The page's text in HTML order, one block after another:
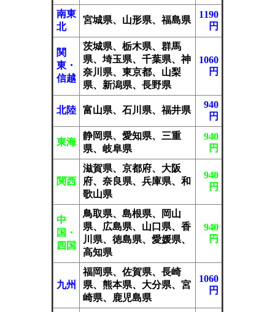
南東
北
宮城県、山形県、福島県
1190
円
関
東・
信越
茨城県、栃木県、群馬
県、埼玉県、千葉県、神
奈川県、東京都、山梨
県、新潟県、長野県
1060
円
北陸 富山県、石川県、福井県
940
円
東海
静岡県、愛知県、三重
県、岐阜県
940
円
関西
滋賀県、京都府、大阪
府、奈良県、兵庫県、和
歌山県
940
円
中
国・
四国
鳥取県、島根県、岡山
県、広島県、山口県、香
川県、徳島県、愛媛県、
高知県
940
円
九州
福岡県、佐賀県、長崎
県、熊本県、大分県、宮
崎県、鹿児島県
1060
円